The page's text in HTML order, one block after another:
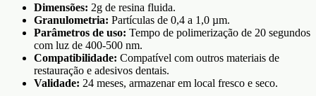
Dimensões: 2g de resina fluida.
Granulometria: Partículas de 0,4 a 1,0 µm.
Parâmetros de uso: Tempo de polimerização de 20 segundos
com luz de 400-500 nm.
Compatibilidade: Compatível com outros materiais de
restauração e adesivos dentais.
Validade: 24 meses, armazenar em local fresco e seco.